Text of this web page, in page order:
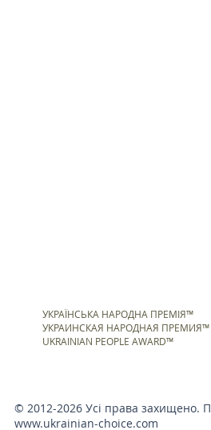
УКРАЇНСЬКА НАРОДНА ПРЕМІЯ™
УКРАИНСКАЯ НАРОДНАЯ ПРЕМИЯ™
UKRAINIAN PEOPLE AWARD™
© 2012-2026 Усі права захищено.
www.ukrainian-choice.com